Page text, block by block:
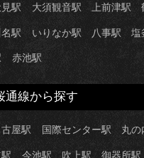
駅 大須観音駅 上前津駅
名駅 いりなか駅 八事駅 塩
赤池駅
通線から探す
屋駅 国際センター駅 丸の
今池駅 吹上駅 御器所駅